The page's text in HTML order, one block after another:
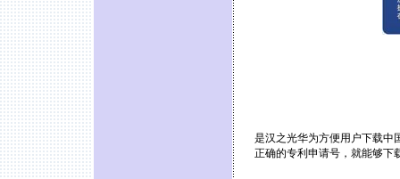
是汉之光华为方便用户下载中
正确的专利申请号，就能够下